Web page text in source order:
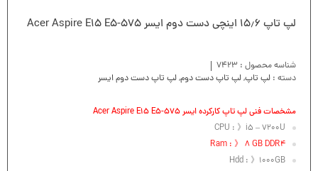
لپ تاپ ۱۵٫۶ اینچی دست دوم ایسر Acer Aspire E15 E5-575
شناسه محصول : 7423
دسته : لپ تاپ,لپ تاپ دست دوم,لپ تاپ دست دوم ایسر
مشخصات فنی لپ تاپ کارکرده ایسر Acer Aspire E15 E5-575
CPU : 》i5 – 7200U
Ram : 》 8 GB DDR4
Hdd : 》1000GB